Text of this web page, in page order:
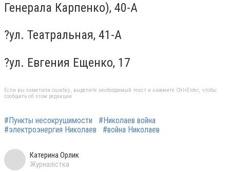
Генерала Карпенко), 40-А
?ул. Театральная, 41-А
?ул. Евгения Ещенко, 17
Если вы заметили ошибку, выделите необходимый текст и нажмите Ctrl+Enter, чтобы
сообщить об этом редакции
#Пункты несокрушимости
#Николаев война
#электроэнергия Николаев
#война Николаев
Катерина Орлик
Журналістка